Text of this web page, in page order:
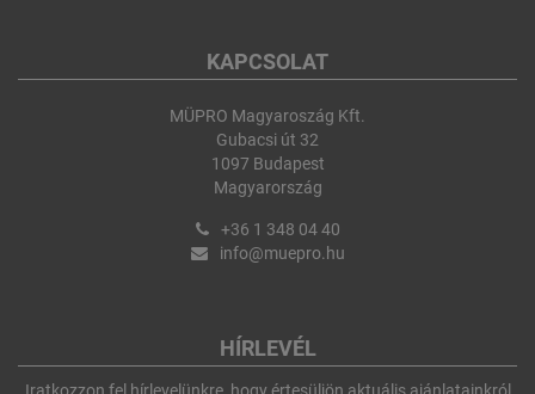
KAPCSOLAT
MÜPRO Magyaroszág Kft.
Gubacsi út 32
1097 Budapest
Magyarország
+36 1 348 04 40
info@muepro.hu
HÍRLEVÉL